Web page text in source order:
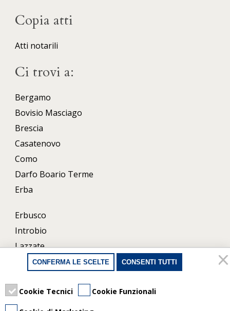
Copia atti
Atti notarili
Ci trovi a:
Bergamo
Bovisio Masciago
Brescia
Casatenovo
Como
Darfo Boario Terme
Erba
Erbusco
Introbio
Lazzate
Lecco
Porlezza
Uboldo
CONFERMA LE SCELTE CONSENTI TUTTI
Cookie Tecnici Cookie Funzionali